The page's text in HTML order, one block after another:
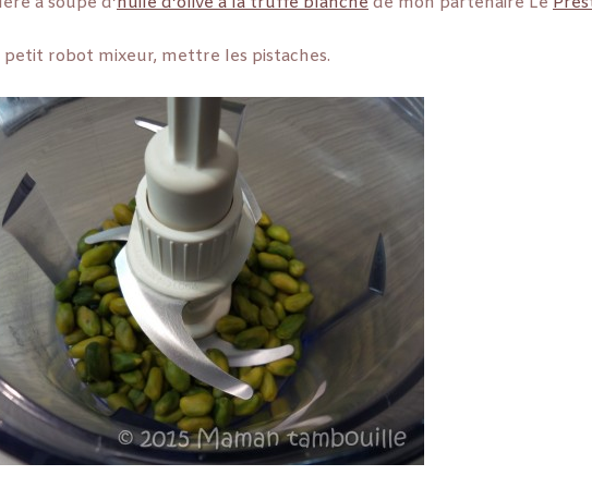
petit robot mixeur, mettre les pistaches.